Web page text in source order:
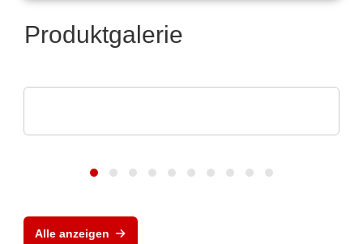
Produktgalerie
Alle anzeigen